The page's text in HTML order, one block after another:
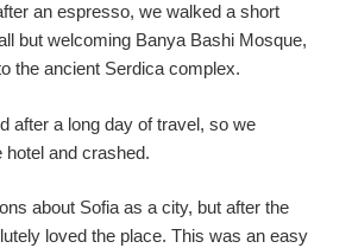
an espresso, we walked a short
but welcoming Banya Bashi Mosque,
the ancient Serdica complex.
after a long day of travel, so we
hotel and crashed.
about Sofia as a city, but after the
loved the place. This was an easy